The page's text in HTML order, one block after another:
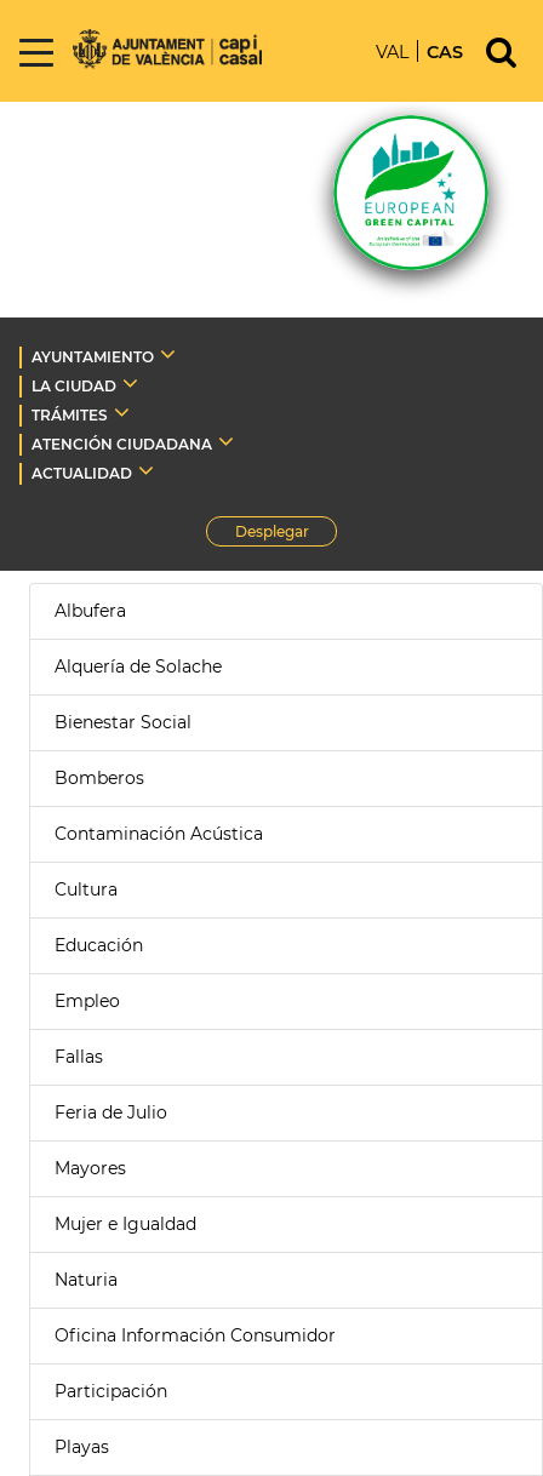
VAL CAS
AYUNTAMIENTO
LA CIUDAD
TRÁMITES
ATENCIÓN CIUDADANA
ACTUALIDAD
Desplegar
Albufera
Alquería de Solache
Bienestar Social
Bomberos
Contaminación Acústica
Cultura
Educación
Empleo
Fallas
Feria de Julio
Mayores
Mujer e Igualdad
Naturia
Oficina Información Consumidor
Participación
Playas